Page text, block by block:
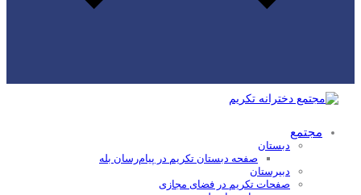
مجتمع
دبستان
صفحه دبستان تکریم در پیام‌رسان بله
دبیرستان
صفحات تکریم در فضای مجازی